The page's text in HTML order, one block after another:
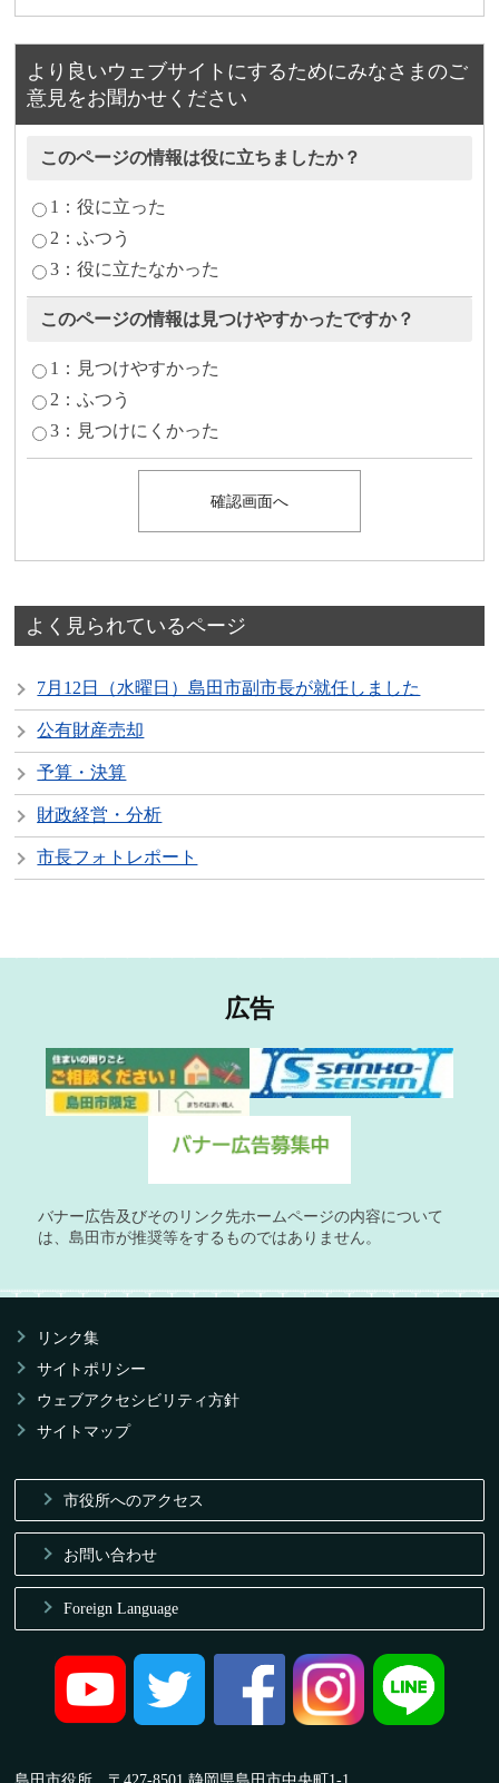
より良いウェブサイトにするためにみなさまのご
意見をお聞かせください
このページの情報は役に立ちましたか？
1：役に立った
2：ふつう
3：役に立たなかった
このページの情報は見つけやすかったですか？
1：見つけやすかった
2：ふつう
3：見つけにくかった
よく見られているページ
7月12日（水曜日）島田市副市長が就任しました
公有財産売却
予算・決算
財政経営・分析
市長フォトレポート
広告
バナー広告及びそのリンク先ホームページの内容について
は、島田市が推奨等をするものではありません。
リンク集
サイトポリシー
ウェブアクセシビリティ方針
サイトマップ
市役所へのアクセス
お問い合わせ
Foreign Language